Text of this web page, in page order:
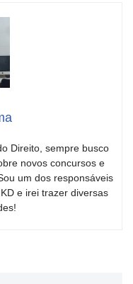
Direito, sempre busco
novos concursos e
um dos responsáveis
e irei trazer diversas